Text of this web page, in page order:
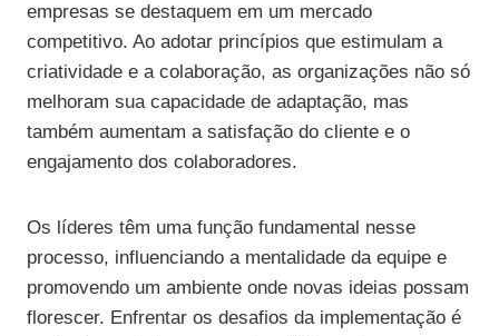
empresas se destaquem em um mercado
competitivo. Ao adotar princípios que estimulam a
criatividade e a colaboração, as organizações não só
melhoram sua capacidade de adaptação, mas
também aumentam a satisfação do cliente e o
engajamento dos colaboradores.
Os líderes têm uma função fundamental nesse
processo, influenciando a mentalidade da equipe e
promovendo um ambiente onde novas ideias possam
florescer. Enfrentar os desafios da implementação é